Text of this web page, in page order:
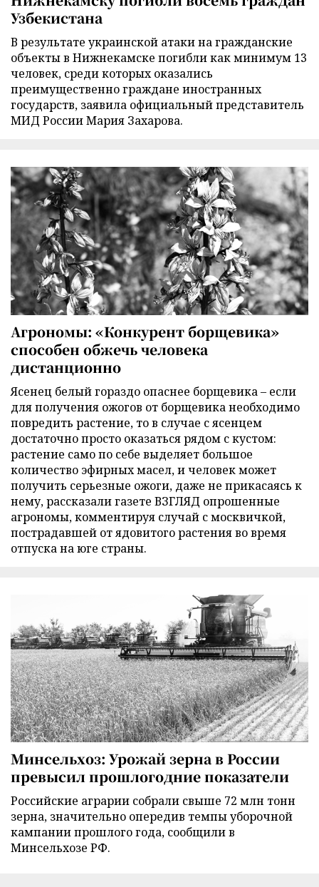
Узбекистана
В результате украинской атаки на гражданские
объекты в Нижнекамске погибли как минимум 13
человек, среди которых оказались
преимущественно граждане иностранных
государств, заявила официальный представитель
МИД России Мария Захарова.
Агрономы: «Конкурент борщевика»
способен обжечь человека
дистанционно
Ясенец белый гораздо опаснее борщевика – если
для получения ожогов от борщевика необходимо
повредить растение, то в случае с ясенцем
достаточно просто оказаться рядом с кустом:
растение само по себе выделяет большое
количество эфирных масел, и человек может
получить серьезные ожоги, даже не прикасаясь к
нему, рассказали газете ВЗГЛЯД опрошенные
агрономы, комментируя случай с москвичкой,
пострадавшей от ядовитого растения во время
отпуска на юге страны.
Минсельхоз: Урожай зерна в России
превысил прошлогодние показатели
Российские аграрии собрали свыше 72 млн тонн
зерна, значительно опередив темпы уборочной
кампании прошлого года, сообщили в
Минсельхозе РФ.